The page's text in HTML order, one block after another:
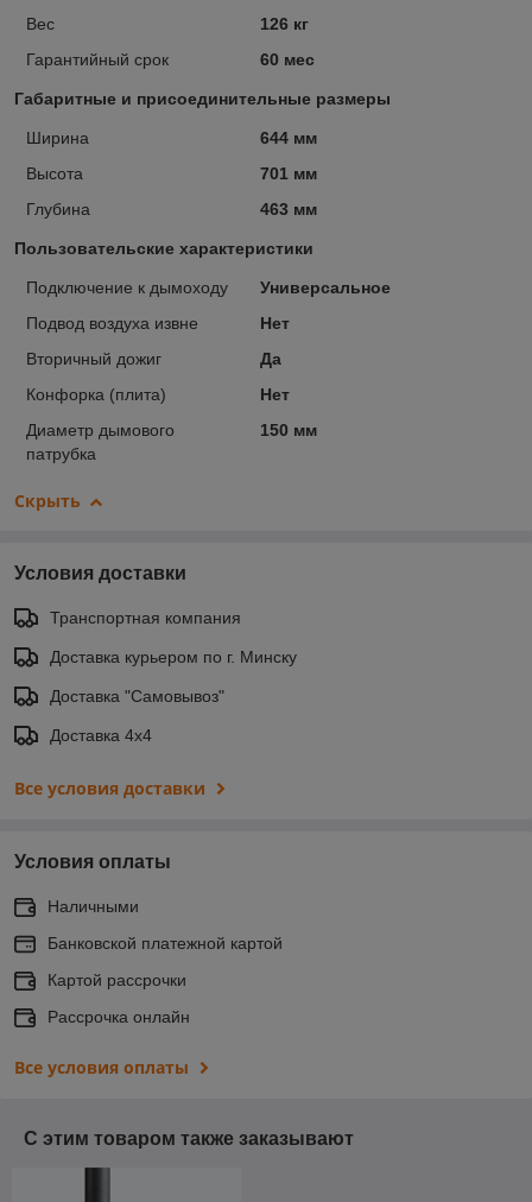
Вес
126 кг
Гарантийный срок
60 мес
Габаритные и присоединительные размеры
Ширина
644 мм
Высота
701 мм
Глубина
463 мм
Пользовательские характеристики
Подключение к дымоходу
Универсальное
Подвод воздуха извне
Нет
Вторичный дожиг
Да
Конфорка (плита)
Нет
Диаметр дымового
патрубка
150 мм
Скрыть
Условия доставки
Транспортная компания
Доставка курьером по г. Минску
Доставка "Самовывоз"
Доставка 4х4
Все условия доставки
Условия оплаты
Наличными
Банковской платежной картой
Картой рассрочки
Рассрочка онлайн
Все условия оплаты
С этим товаром также заказывают